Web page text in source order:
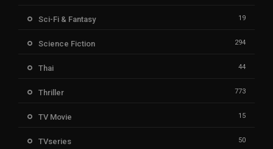
Sci-Fi & Fantasy 19
Science Fiction 294
Thai 44
Thriller 773
TV Movie 15
TVseries 50